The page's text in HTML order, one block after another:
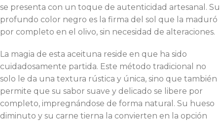
se presenta con un toque de autenticidad artesanal. Su
profundo color negro es la firma del sol que la maduró
por completo en el olivo, sin necesidad de alteraciones.
La magia de esta aceituna reside en que ha sido
cuidadosamente partida. Este método tradicional no
solo le da una textura rústica y única, sino que también
permite que su sabor suave y delicado se libere por
completo, impregnándose de forma natural. Su hueso
diminuto y su carne tierna la convierten en la opción